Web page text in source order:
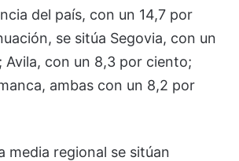
del país, con un 14,7 por
se sitúa Segovia, con un
Avila, con un 8,3 por ciento;
ambas con un 8,2 por
media regional se sitúan